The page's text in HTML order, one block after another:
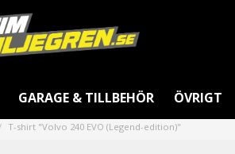
GARAGE & TILLBEHÖR ÖVRIGT
T-shirt "Volvo 240 EVO (Legend-edition)"